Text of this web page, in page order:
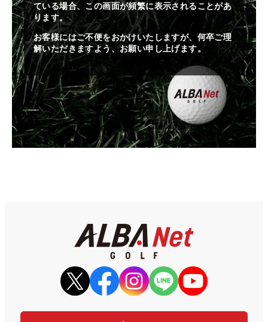
ている場合、この画面が頻繁に表示されることがあ
ります。
お客様にはご不便をおかけいたしますが、何卒ご理
解いただきますよう、お願い申し上げます。